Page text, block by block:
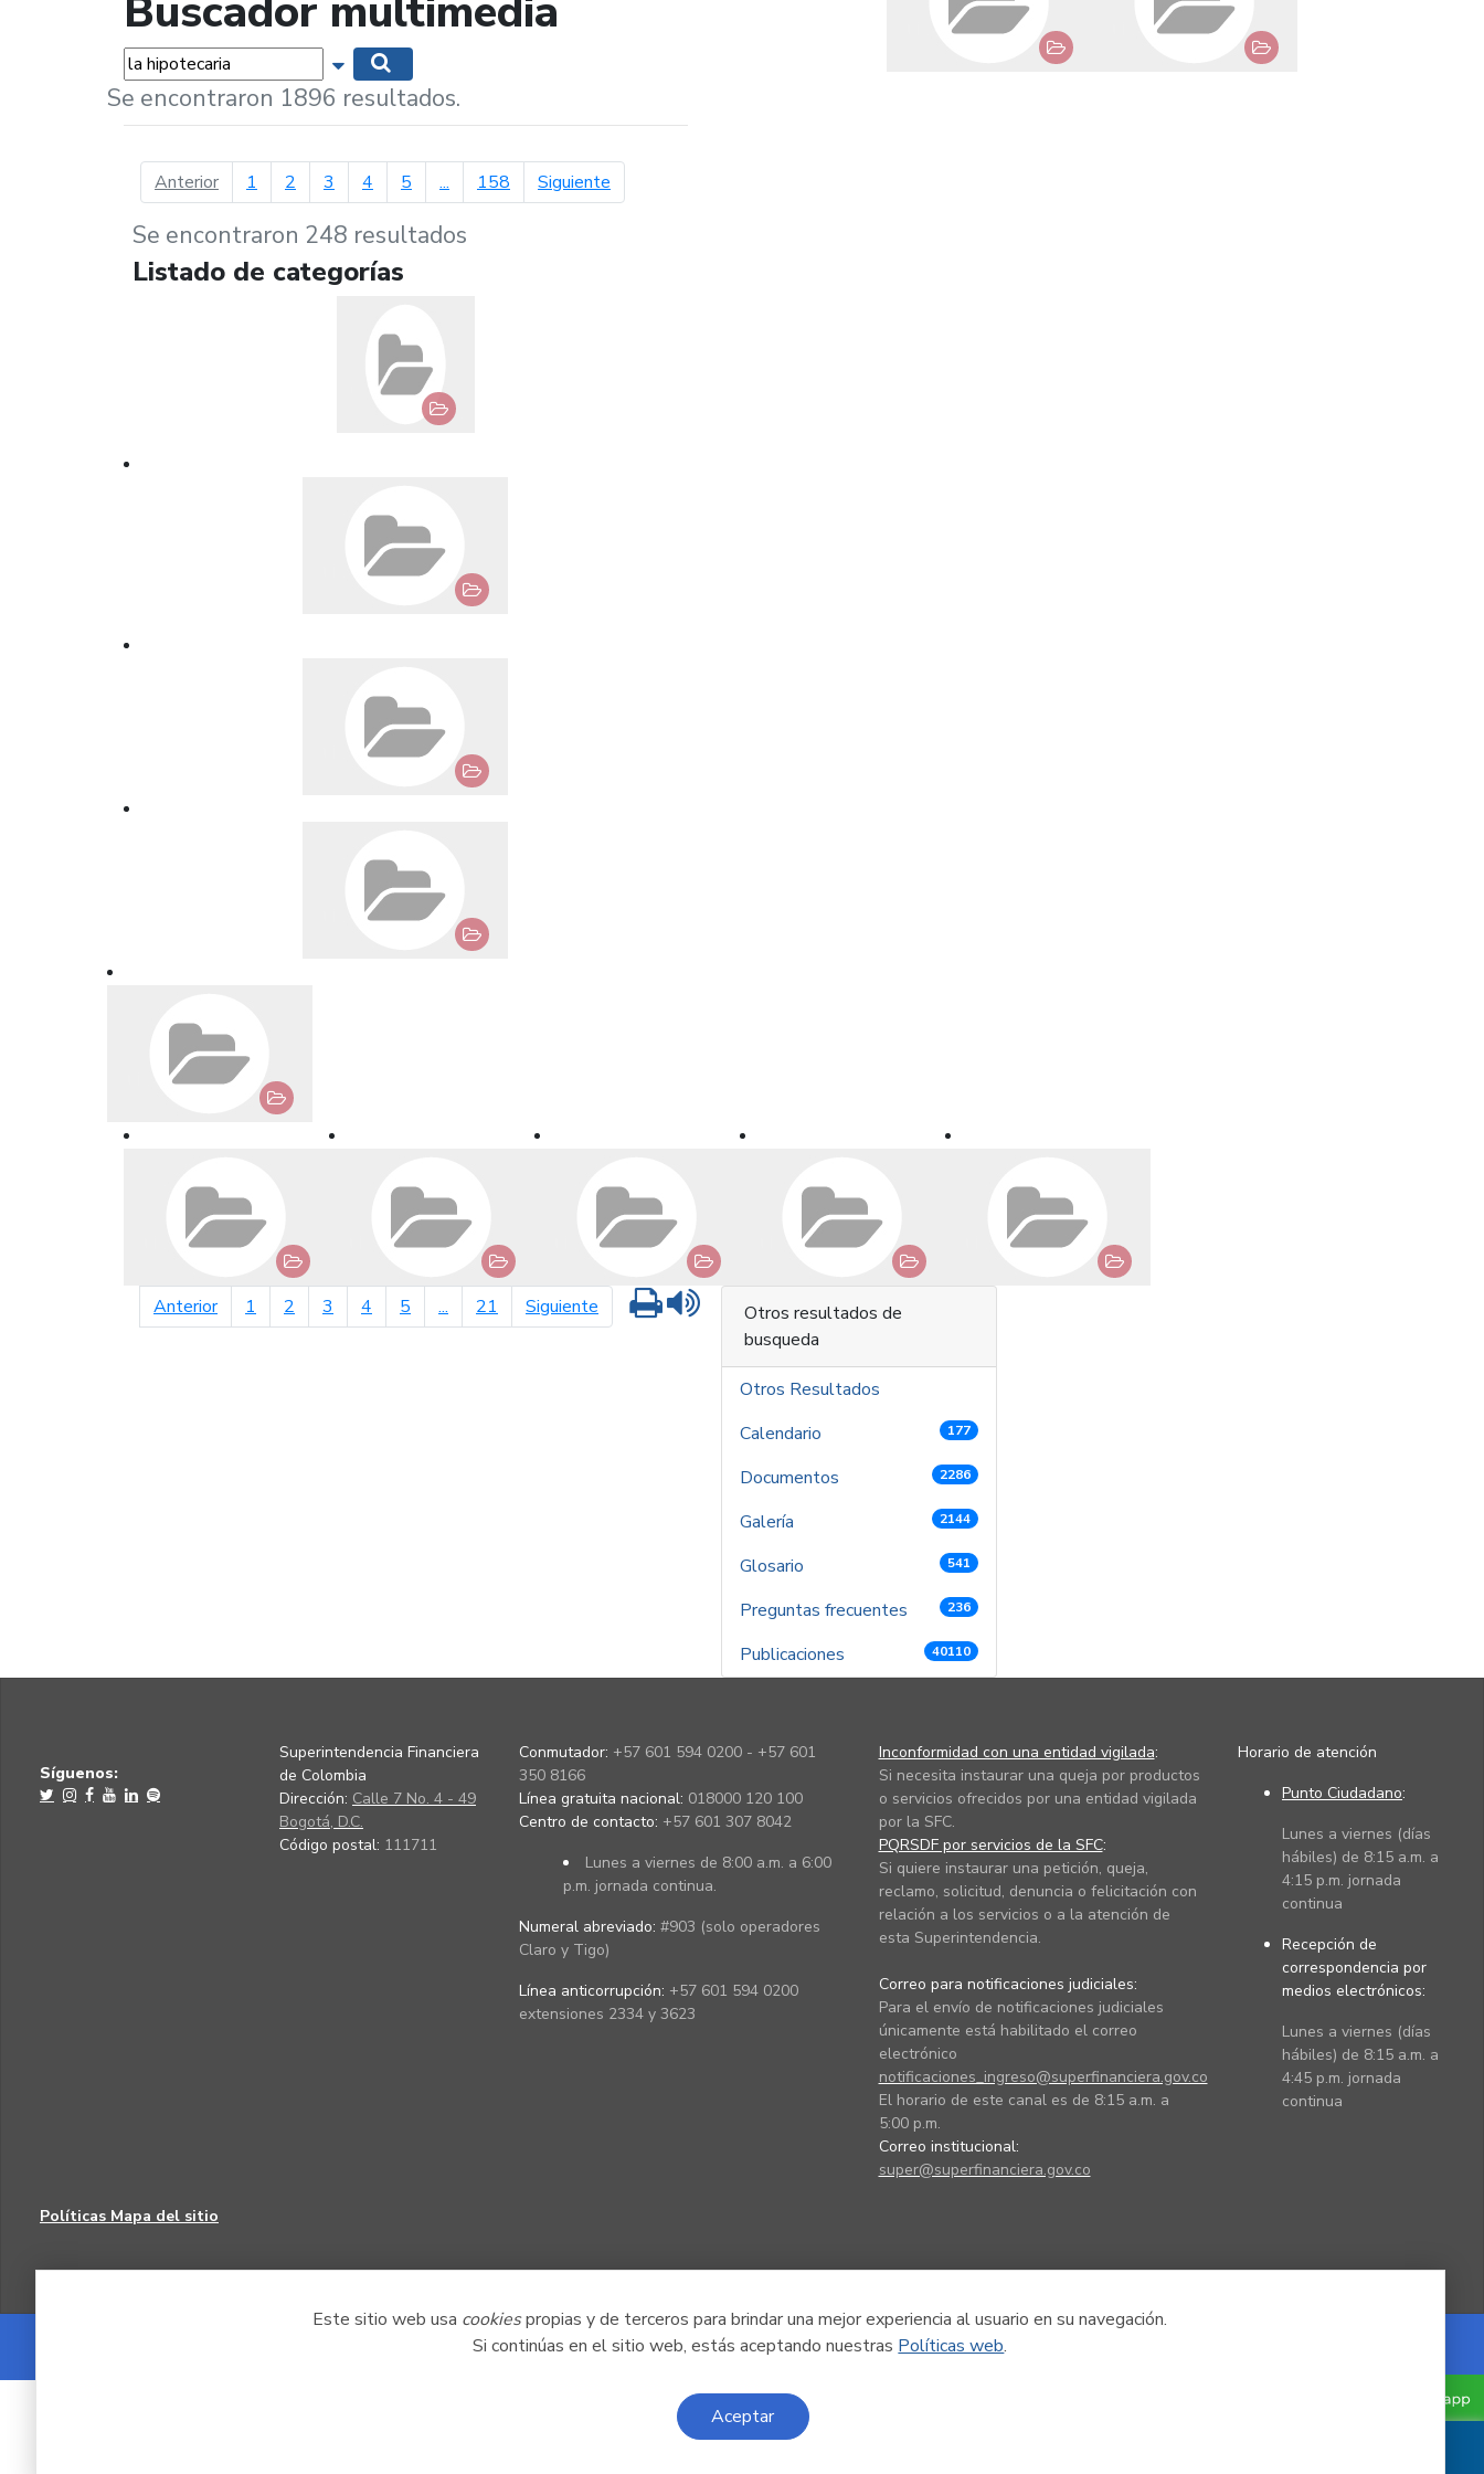
Este sitio web usa cookiespropias y de terceros para brindar una mejor experiencia al usuario en su navegación.
Si continúas en el sitio web, estás aceptando nuestras Políticas web.
Aceptar
Buscador multimedia
Palabras... Mostrar opciones de búsqueda
Se encontraron 1896 resultados.
Anteriorpágina anterior
1 2 3 4 5 ... 158 Siguientepágina siguiente
Se encontraron 248 resultados
Listado de categorías
Anteriorpágina anterior
1 2 3 4 5 ... 21 Siguiente página siguiente
Imprimir
Otros resultados de
busqueda
Otros Resultados
Calendario
177
Documentos 2286
Galería 2144
Glosario 541
Preguntas frecuentes 236
Publicaciones 40110
Síguenos:
Superintendencia Financiera
de Colombia
Dirección: Calle 7 No. 4 - 49
Bogotá, D.C.
Código postal: 111711
Conmutador: +57 601 594 0200 - +57 601
350 8166
Línea gratuita nacional: 018000 120 100
Centro de contacto: +57 601 307 8042
Lunes a viernes de 8:00 a.m. a 6:00
p.m. jornada continua.
Numeral abreviado: #903 (solo operadores
Claro y Tigo)
Línea anticorrupción: +57 601 594 0200
extensiones 2334 y 3623
Inconformidad con una entidad vigilada:
Si necesita instaurar una queja por productos
o servicios ofrecidos por una entidad vigilada
por la SFC.
PQRSDF por servicios de la SFC:
Si quiere instaurar una petición, queja,
reclamo, solicitud, denuncia o felicitación con
relación a los servicios o a la atención de
esta Superintendencia.
Correo para notificaciones judiciales:
Para el envío de notificaciones judiciales
únicamente está habilitado el correo
electrónico
notificaciones_ingreso@superfinanciera.gov.co
El horario de este canal es de 8:15 a.m. a
5:00 p.m.
Correo institucional:
super@superfinanciera.gov.co
Horario de atención
Punto Ciudadano:
Lunes a viernes (días
hábiles) de 8:15 a.m. a
4:15 p.m. jornada
continua
Recepción de
correspondencia por
medios electrónicos:
Lunes a viernes (días
hábiles) de 8:15 a.m. a
4:45 p.m. jornada
continua
Políticas Mapa del sitio
Powered by Nexura